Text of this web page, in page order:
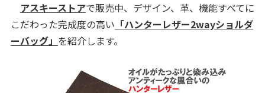
アスキーストアで販売中、デザイン、革、機能すべてに
こだわった完成度の高い 「ハンターレザー2wayショルダ
ーバッグ」 を紹介します。